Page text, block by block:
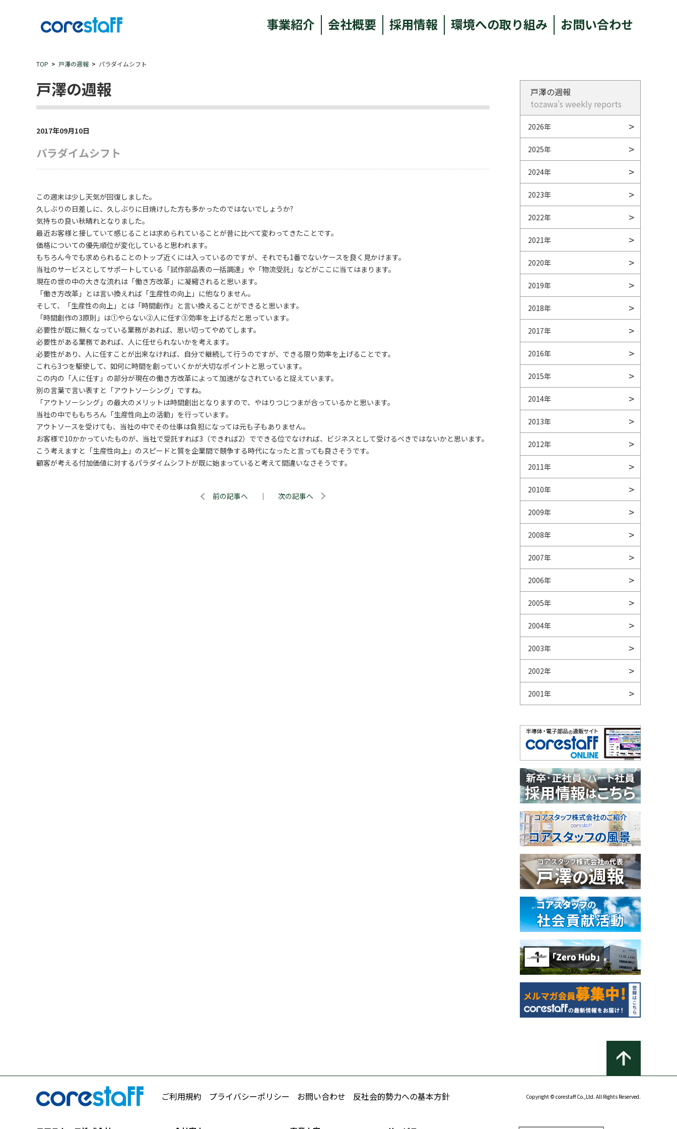
事業紹介 会社概要 採用情報 環境への取り組み お問い合わせ
TOP 戸澤の週報 パラダイムシフト
戸澤の週報
2017年09月10日
パラダイムシフト
この週末は少し天気が回復しました。
久しぶりの日差しに、久しぶりに日焼けした方も多かったのではないでしょうか?
気持ちの良い秋晴れとなりました。
最近お客様と接していて感じることは求められていることが昔に比べて変わってきたことです。
価格についての優先順位が変化していると思われます。
もちろん今でも求められることのトップ近くには入っているのですが、それでも1番でないケースを良く見かけます。
当社のサービスとしてサポートしている「試作部品表の一括調達」や「物流受託」などがここに当てはまります。
現在の世の中の大きな流れは「働き方改革」に凝縮されると思います。
「働き方改革」とは言い換えれば「生産性の向上」に他なりません。
そして、「生産性の向上」とは「時間創作」と言い換えることができると思います。
「時間創作の3原則」は①やらない②人に任す③効率を上げるだと思っています。
必要性が既に無くなっている業務があれば、思い切ってやめてします。
必要性がある業務であれば、人に任せられないかを考えます。
必要性があり、人に任すことが出来なければ、自分で継続して行うのですが、できる限り効率を上げることです。
これら3つを駆使して、如何に時間を創っていくかが大切なポイントと思っています。
この内の「人に任す」の部分が現在の働き方改革によって加速がなされていると捉えています。
別の言葉で言い表すと「アウトソーシング」ですね。
「アウトソーシング」の最大のメリットは時間創出となりますので、やはりつじつまが合っているかと思います。
当社の中でももちろん「生産性向上の活動」を行っています。
アウトソースを受けても、当社の中でその仕事は負担になっては元も子もありません。
お客様で10かかっていたものが、当社で受託すれば3（できれば2）でできる位でなければ、ビジネスとして受けるべきではないかと思います。
こう考えますと「生産性向上」のスピードと質を企業間で競争する時代になったと言っても良さそうです。
顧客が考える付加価値に対するパラダイムシフトが既に始まっていると考えて間違いなさそうです。
前の記事へ ｜ 次の記事へ
戸澤の週報
tozawa's weekly reports
2026年
2025年
2024年
2023年
2022年
2021年
2020年
2019年
2018年
2017年
2016年
2015年
2014年
2013年
2012年
2011年
2010年
2009年
2008年
2007年
2006年
2005年
2004年
2003年
2002年
2001年
ご利用規約 プライバシーポリシー お問い合わせ 反社会的勢力への基本方針 Copyright © corestaff Co.,Ltd. All Rights Reserved.